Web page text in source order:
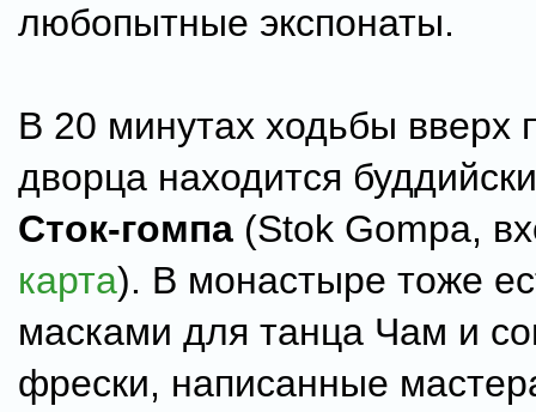
любопытные экспонаты.
В 20 минутах ходьбы вверх
дворца находится
Сток-гомпа (Stok Gompa,
карта). В монастыре тоже
масками для танца Чам и
фрески, написанные